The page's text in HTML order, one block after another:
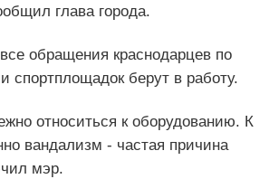
глава города.
обращения краснодарцев по
спортплощадок берут в работу.
относиться к оборудованию. К
вандализм - частая причина
мэр.